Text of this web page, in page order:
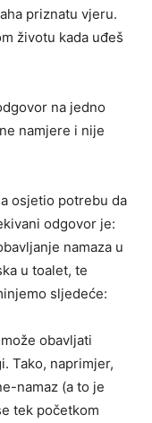
priznatu vjeru.
životu kada uđeš
na jedno
namjere i nije
osjetio potrebu da
odgovor je:
namaza u
u toalet, te
sljedeće:
obavljati
Tako, naprimjer,
namaz (a to je
tek početkom